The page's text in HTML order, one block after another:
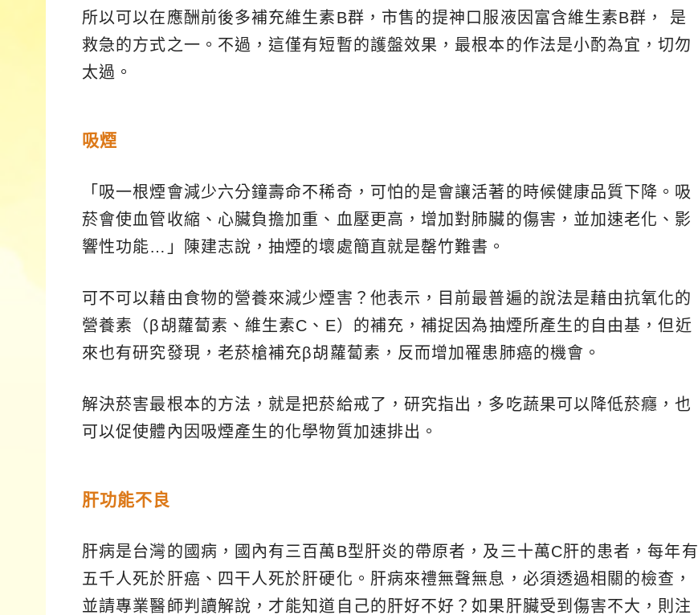
所以可以在應酬前後多補充維生素B群，市售的提神口服液因富含維生素B群， 是
救急的方式之一。不過，這僅有短暫的護盤效果，最根本的作法是小酌為宜，切勿
太過。
吸煙
「吸一根煙會減少六分鐘壽命不稀奇，可怕的是會讓活著的時候健康品質下降。吸
菸會使血管收縮、心臟負擔加重、血壓更高，增加對肺臟的傷害，並加速老化、影
響性功能…」陳建志說，抽煙的壞處簡直就是罄竹難書。
可不可以藉由食物的營養來減少煙害？他表示，目前最普遍的說法是藉由抗氧化的
營養素（β胡蘿蔔素、維生素C、E）的補充，補捉因為抽煙所產生的自由基，但近
來也有研究發現，老菸槍補充β胡蘿蔔素，反而增加罹患肺癌的機會。
解決菸害最根本的方法，就是把菸給戒了，研究指出，多吃蔬果可以降低菸癮，也
可以促使體內因吸煙產生的化學物質加速排出。
肝功能不良
肝病是台灣的國病，國內有三百萬B型肝炎的帶原者，及三十萬C肝的患者，每年有
五千人死於肝癌、四干人死於肝硬化。肝病來禮無聲無息，必須透過相關的檢查，
並請專業醫師判讀解說，才能知道自己的肝好不好？如果肝臟受到傷害不大，則注